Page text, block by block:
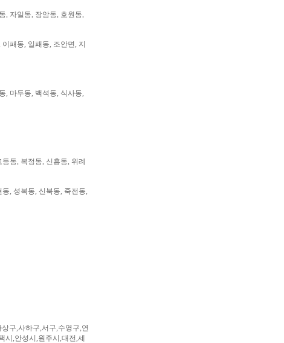
, 자일동, 장암동, 호원동,
패동, 일패동, 조안면, 지
, 마두동, 백석동, 식사동,
동, 복정동, 신흥동, 위례
, 성복동, 신북동, 죽전동,
구,사하구,서구,수영구,연
시,안성시,원주시,대전,세